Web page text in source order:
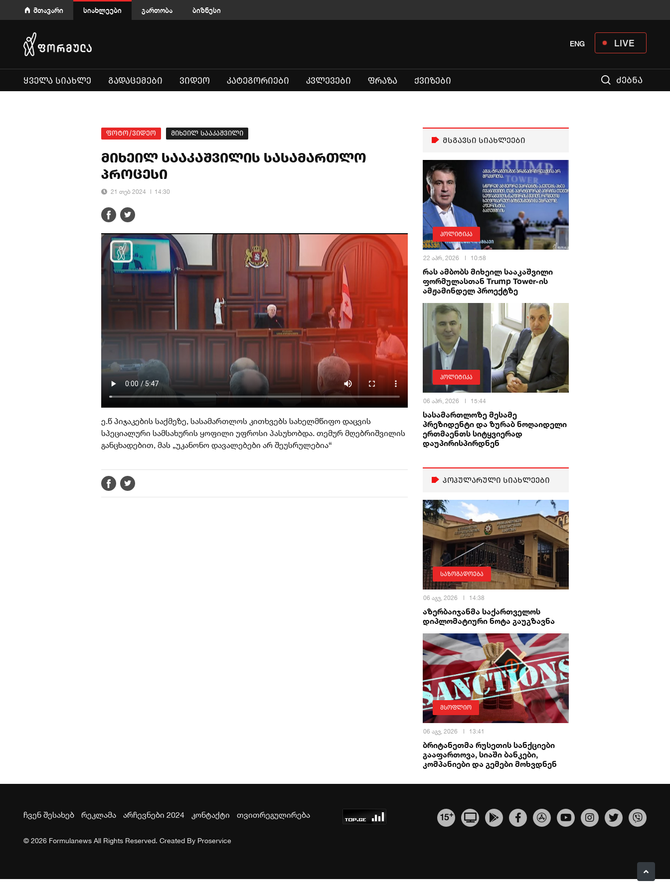
მთავარი სიახლეები გართობა ბიზნესი
LIVE
ENG
ᲧᲕᲔᲚᲐ ᲡᲘᲐᲮᲚᲔ ᲒᲐᲓᲐᲪᲔᲛᲔᲑᲘ ᲕᲘᲓᲔᲝ ᲙᲐᲢᲔᲒᲝᲠᲘᲔᲑᲘ ᲙᲕᲚᲔᲕᲔᲑᲘ ᲤᲠᲐᲖᲐ ᲥᲕᲘᲖᲔᲑᲘ ძებნა
ფოტო/ვიდეო მიხეილ სააკაშვილი
მიხეილ სააკაშვილის სასამართლო
პროცესი
21 თებ 2024 14:30
ე.წ პიჯაკების საქმეზე, სასამართლოს კითხვებს სახელმწიფო დაცვის
სპეციალური სამსახურის ყოფილი უფროსი პასუხობდა. თემურ მღებრიშვილის
განცხადებით, მას „უკანონო დავალებები არ შეუსრულებია“
მსგავსი სიახლეები
პოლიტიკა
22 აპრ, 2026 10:58
რას ამბობს მიხეილ სააკაშვილი
ფორმულასთან Trump Tower-ის
ამჟამინდელ პროექტზე
პოლიტიკა
06 აპრ, 2026 15:44
სასამართლოზე მესამე
პრეზიდენტი და ზურაბ ნოღაიდელი
ერთმაენთს სიტყვიერად
დაუპირისპირდნენ
პოპულარული სიახლეები
საზოგადოება
06 აგვ, 2026 14:38
აზერბაიჯანმა საქართველოს
დიპლომატიური ნოტა გაუგზავნა
მსოფლიო
06 აგვ, 2026 13:41
ბრიტანეთმა რუსეთის სანქციები
გააფართოვა, სიაში ბანკები,
კომპანიები და გემები მოხვდნენ
ჩვენ შესახებ რეკლამა არჩევნები 2024 კონტაქტი თვითრეგულირება 15+
© 2026 Formulanews All Rights Reserved. Created By Proservice